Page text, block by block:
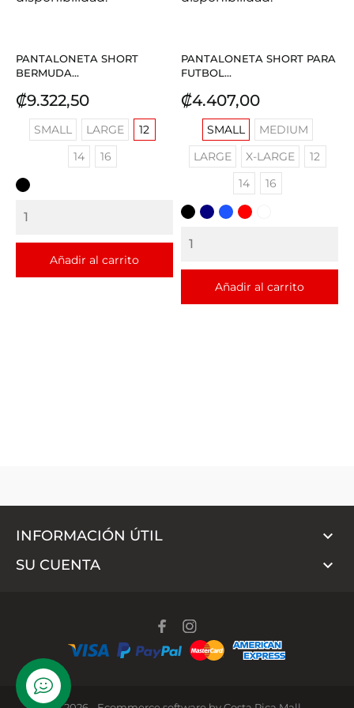
PANTALONETA SHORT
BERMUDA...
Precio
₡9.322,50
SMALL LARGE
12
14
16
NEGRO
Añadir al carrito
PANTALONETA SHORT PARA
FUTBOL...
Precio
₡4.407,00
SMALL
MEDIUM
LARGE
X-LARGE
12
14
16
NEGRO
AZULAZULROJO
Añadir al carrito
INFORMACIÓN ÚTIL 
SU CUENTA 
WhatsApp